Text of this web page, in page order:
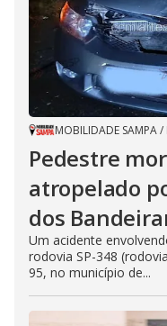
MOBILIDADE SAMPA/
Pedestre
atropelado
dos
Um acidente
rodovia SP-348
95, no município de...